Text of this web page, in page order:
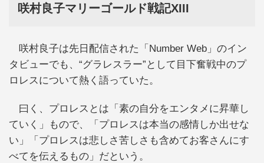
咲村良子マリーゴールド戦記XIII
咲村良子は先日配信された「Number Web」のイン
タビューでも、“グラレスラー”として目下奮戦中のプ
ロレスについて熱く語っていた。
曰く、プロレスとは「素の自分をエンタメに昇華し
ていく」もので、「プロレスは本当の感情しか出せな
い」「プロレスは悲しさ苦しさも含めてお客さんにす
べてを伝えるもの」だという。